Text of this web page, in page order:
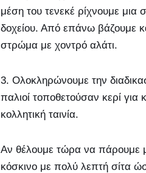
μέση του τενεκέ ρίχνουμε μια
δοχείου. Από επάνω βάζουμε
στρώμα με χοντρό αλάτι.
3. Ολοκληρώνουμε την
παλιοί τοποθετούσαν κερί
κολλητική ταινία.
Αν θέλουμε τώρα να πάρουμε
κόσκινο με πολύ λεπτή σίτα